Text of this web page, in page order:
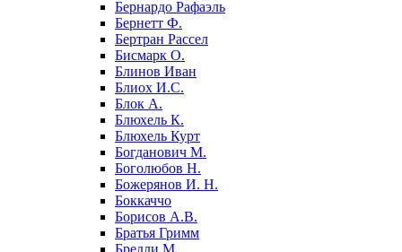
Бернардо Рафаэль
Бернетт Ф.
Бертран Рассел
Бисмарк О.
Блинов Иван
Блиох И.С.
Блок А.
Блюхель К.
Блюхель Курт
Богданович М.
Боголюбов Н.
Божерянов И. Н.
Боккаччо
Борисов А.В.
Братья Гримм
Бредли М.